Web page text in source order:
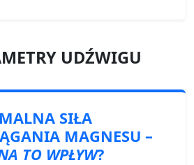
UDŹWIGU
SIŁA
MAGNESU –
TO WPŁYW?